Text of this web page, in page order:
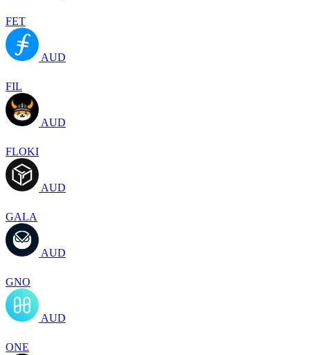
FET
AUD
FIL
AUD
FLOKI
AUD
GALA
AUD
GNO
AUD
ONE